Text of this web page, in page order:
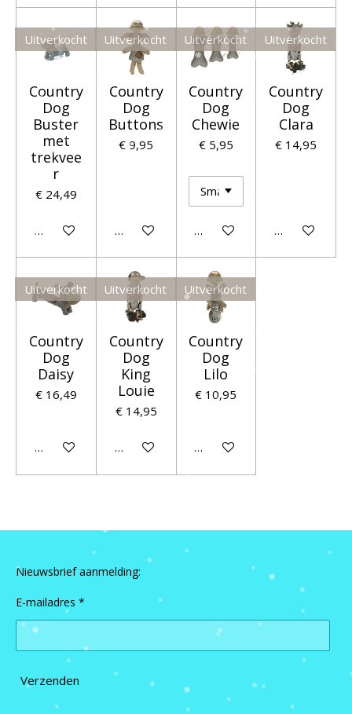
Uitverkocht
Country
Dog
Buster
met
trekvee
r
€ 24,49
Houd mij op de hoogte
Uitverkocht
Country
Dog
Buttons
€ 9,95
Houd mij op de hoogte
Uitverkocht
Country
Dog
Chewie
€ 5,95
Houd mij op de hoogte
Uitverkocht
Country
Dog
Clara
€ 14,95
Houd mij op
Uitverkocht
Country
Dog
Daisy
€ 16,49
Houd mij op de hoogte
Uitverkocht
Country
Dog
King
Louie
€ 14,95
Houd mij op de hoogte
Uitverkocht
Country
Dog
Lilo
€ 10,95
Houd mij op de hoogte
Nieuwsbrief aanmelding:
E-mailadres *
Verzenden